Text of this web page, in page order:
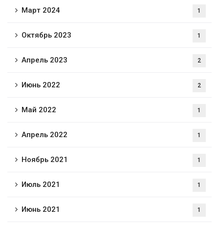
Март 2024 1
Октябрь 2023 1
Апрель 2023 2
Июнь 2022 2
Май 2022 1
Апрель 2022 1
Ноябрь 2021 1
Июль 2021 1
Июнь 2021 1